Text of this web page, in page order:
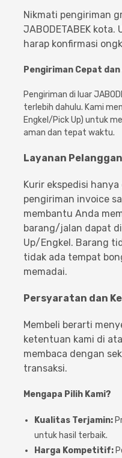
Nikmati pengiriman
JABODETABEK
harap konfirmasi
Pengiriman Cepat dan
Pengiriman di luar
terlebih dahulu. Kami
Engkel/Pick Up) untuk
aman dan tepat waktu.
Layanan
Kurir ekspedisi
pengiriman invoice
membantu Anda
barang/jalan dapat
Up/Engkel. Barang
tidak ada tempat
memadai.
Persyaratan dan
Membeli berarti
ketentuan kami di
membaca dengan
transaksi.
Mengapa Pilih Kami?
Kualitas Terjamin:
untuk hasil terbaik.
Harga Kompetitif: